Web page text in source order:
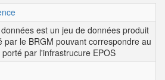
est un jeu de données produit
par le BRGM pouvant correspondre au
par l'infrastrucure EPOS